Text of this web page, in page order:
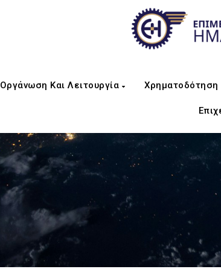
Οργάνωση Και Λειτουργία Χρηματοδότηση